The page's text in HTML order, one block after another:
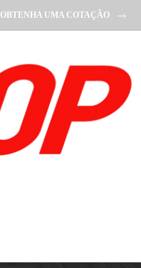
OBTENHA UMA COTAÇÃO